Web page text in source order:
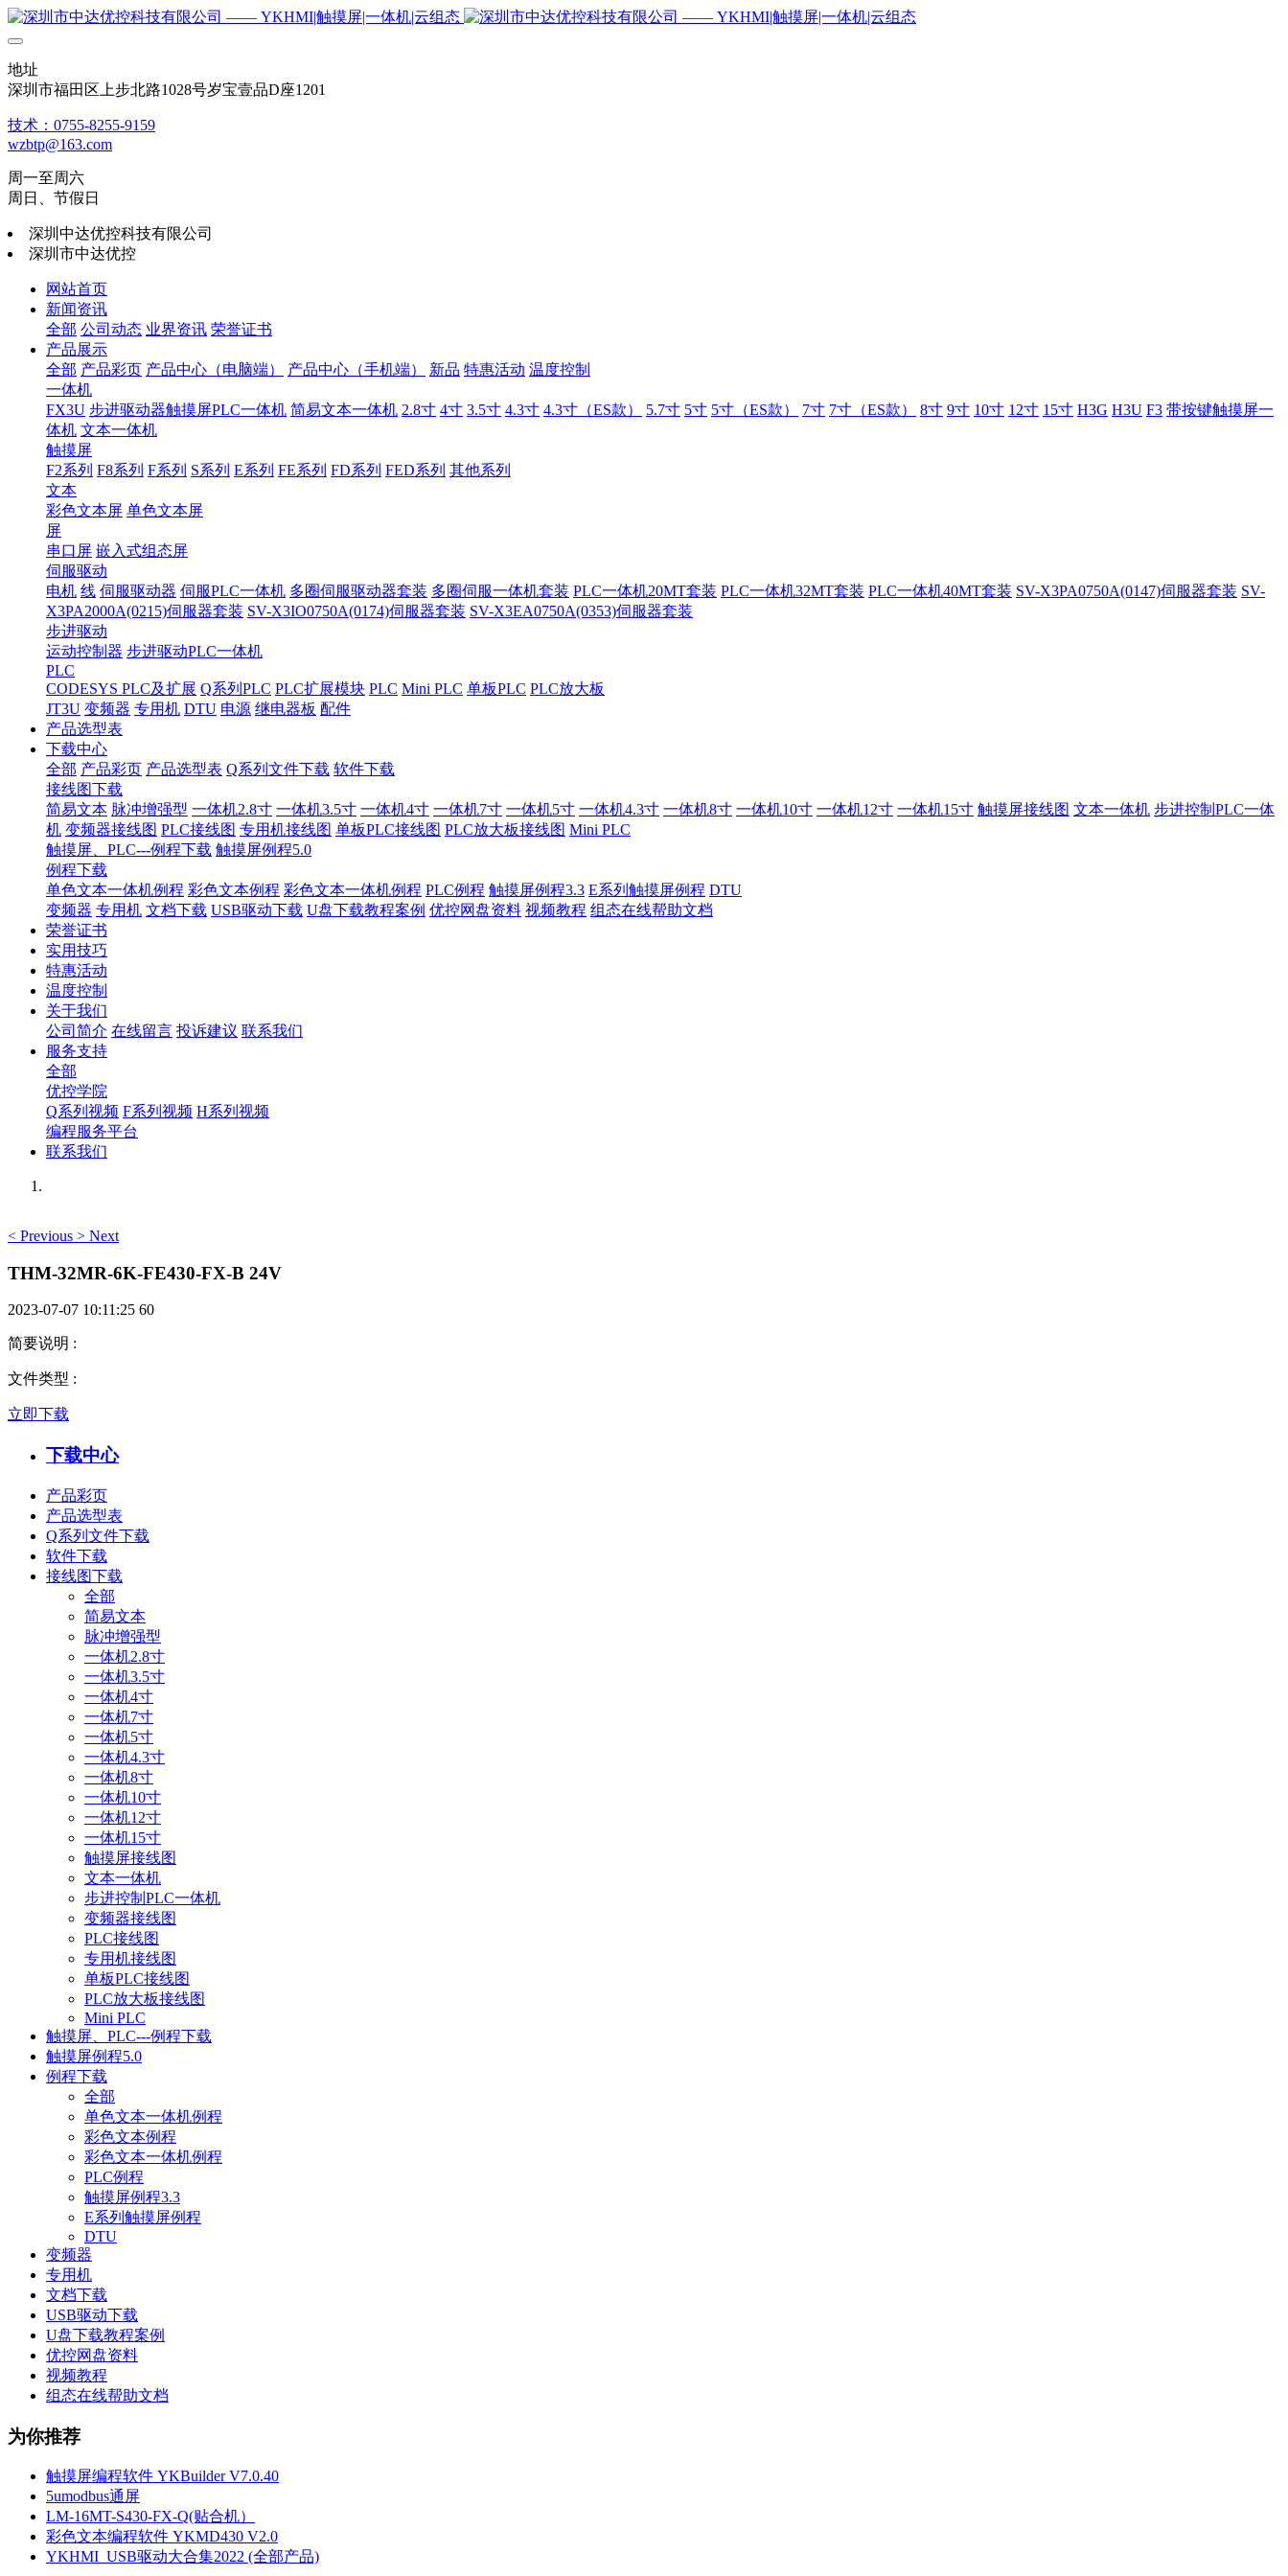
地址
深圳市福田区上步北路1028号岁宝壹品D座1201
技术：0755-8255-9159
wzbtp@163.com
周一至周六
周日、节假日
深圳中达优控科技有限公司
深圳市中达优控
网站首页
新闻资讯
全部 公司动态 业界资讯 荣誉证书
产品展示
全部 产品彩页 产品中心（电脑端） 产品中心（手机端） 新品 特惠活动 温度控制
一体机
FX3U 步进驱动器触摸屏PLC一体机 简易文本一体机 2.8寸 4寸 3.5寸 4.3寸 4.3寸（ES款） 5.7寸 5寸 5寸（ES款） 7寸 7寸（ES款） 8寸 9寸 10寸 12寸 15寸 H3G H3U F3 带按键触摸屏一
体机 文本一体机
触摸屏
F2系列 F8系列 F系列 S系列 E系列 FE系列 FD系列 FED系列 其他系列
文本
彩色文本屏 单色文本屏
屏
串口屏 嵌入式组态屏
伺服驱动
电机 线 伺服驱动器 伺服PLC一体机 多圈伺服驱动器套装 多圈伺服一体机套装 PLC一体机20MT套装 PLC一体机32MT套装 PLC一体机40MT套装 SV-X3PA0750A(0147)伺服器套装 SV-
X3PA2000A(0215)伺服器套装 SV-X3IO0750A(0174)伺服器套装 SV-X3EA0750A(0353)伺服器套装
步进驱动
运动控制器 步进驱动PLC一体机
PLC
CODESYS PLC及扩展 Q系列PLC PLC扩展模块 PLC Mini PLC 单板PLC PLC放大板
JT3U 变频器 专用机 DTU 电源 继电器板 配件
产品选型表
下载中心
全部 产品彩页 产品选型表 Q系列文件下载 软件下载
接线图下载
简易文本 脉冲增强型 一体机2.8寸 一体机3.5寸 一体机4寸 一体机7寸 一体机5寸 一体机4.3寸 一体机8寸 一体机10寸 一体机12寸 一体机15寸 触摸屏接线图 文本一体机 步进控制PLC一体
机 变频器接线图 PLC接线图 专用机接线图 单板PLC接线图 PLC放大板接线图 Mini PLC
触摸屏、PLC---例程下载 触摸屏例程5.0
例程下载
单色文本一体机例程 彩色文本例程 彩色文本一体机例程 PLC例程 触摸屏例程3.3 E系列触摸屏例程 DTU
变频器 专用机 文档下载 USB驱动下载 U盘下载教程案例 优控网盘资料 视频教程 组态在线帮助文档
荣誉证书
实用技巧
特惠活动
温度控制
关于我们
公司简介 在线留言 投诉建议 联系我们
服务支持
全部
优控学院
Q系列视频 F系列视频 H系列视频
编程服务平台
联系我们
< Previous > Next
THM-32MR-6K-FE430-FX-B 24V
2023-07-07 10:11:25 60
简要说明 :
文件类型 :
立即下载
下载中心
产品彩页
产品选型表
Q系列文件下载
软件下载
接线图下载
全部
简易文本
脉冲增强型
一体机2.8寸
一体机3.5寸
一体机4寸
一体机7寸
一体机5寸
一体机4.3寸
一体机8寸
一体机10寸
一体机12寸
一体机15寸
触摸屏接线图
文本一体机
步进控制PLC一体机
变频器接线图
PLC接线图
专用机接线图
单板PLC接线图
PLC放大板接线图
Mini PLC
触摸屏、PLC---例程下载
触摸屏例程5.0
例程下载
全部
单色文本一体机例程
彩色文本例程
彩色文本一体机例程
PLC例程
触摸屏例程3.3
E系列触摸屏例程
DTU
变频器
专用机
文档下载
USB驱动下载
U盘下载教程案例
优控网盘资料
视频教程
组态在线帮助文档
为你推荐
触摸屏编程软件 YKBuilder V7.0.40
5umodbus通屏
LM-16MT-S430-FX-Q(贴合机）
彩色文本编程软件 YKMD430 V2.0
YKHMI_USB驱动大合集2022 (全部产品)